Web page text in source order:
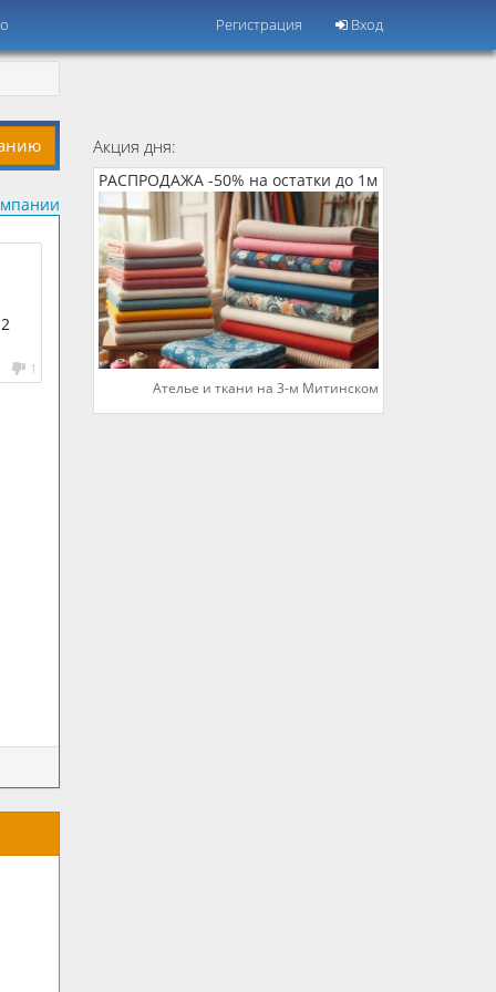
Регистрация Вход
1
Акция дня:
РАСПРОДАЖА -50% на остатки до 1м
Ателье и ткани на 3-м Митинском